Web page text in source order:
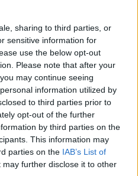
sharing to third parties, or
sensitive information for
use the below opt-out
Please note that after your
may continue seeing
information utilized by
to third parties prior to
opt-out of the further
by third parties on the
This information may
parties on the IAB’s List of
may further disclose it to other
και εμπορικό δίκαιο
θέση
Η/Υ
υγείας
περιβάλλον
εξέλιξης και συνεχούς